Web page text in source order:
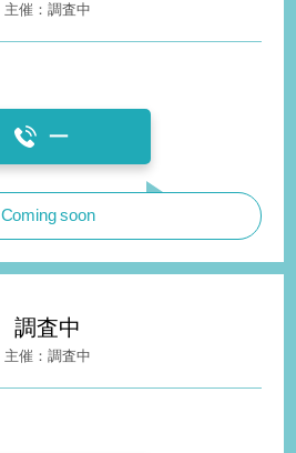
調査中
ー
Coming soon
調査中
調査中